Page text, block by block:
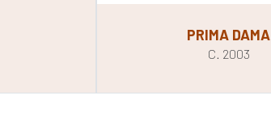
PRIMA DAMA
C. 2003